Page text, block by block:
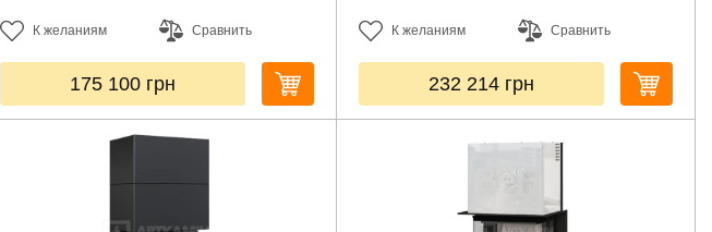
К желаниям Сравнить
175 100 грн
К желаниям Сравнить
232 214 грн